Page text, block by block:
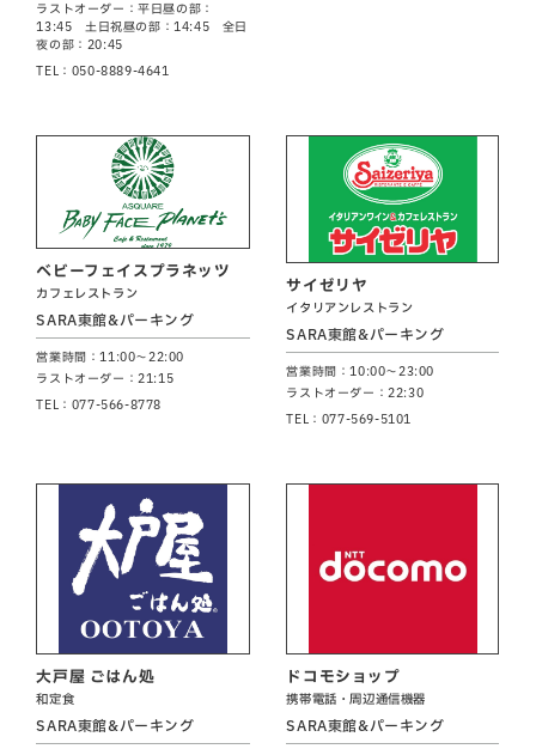
ラストオーダー：平日昼の部：
13:45 土日祝昼の部：14:45 全日
夜の部：20:45
TEL：050-8889-4641
ベビーフェイスプラネッツ
カフェレストラン
SARA東館&パーキング
営業時間：11:00～22:00
ラストオーダー：21:15
TEL：077-566-8778
サイゼリヤ
イタリアンレストラン
SARA東館&パーキング
営業時間：10:00～23:00
ラストオーダー：22:30
TEL：077-569-5101
大戸屋 ごはん処
和定食
SARA東館&パーキング
ドコモショップ
携帯電話・周辺通信機器
SARA東館&パーキング